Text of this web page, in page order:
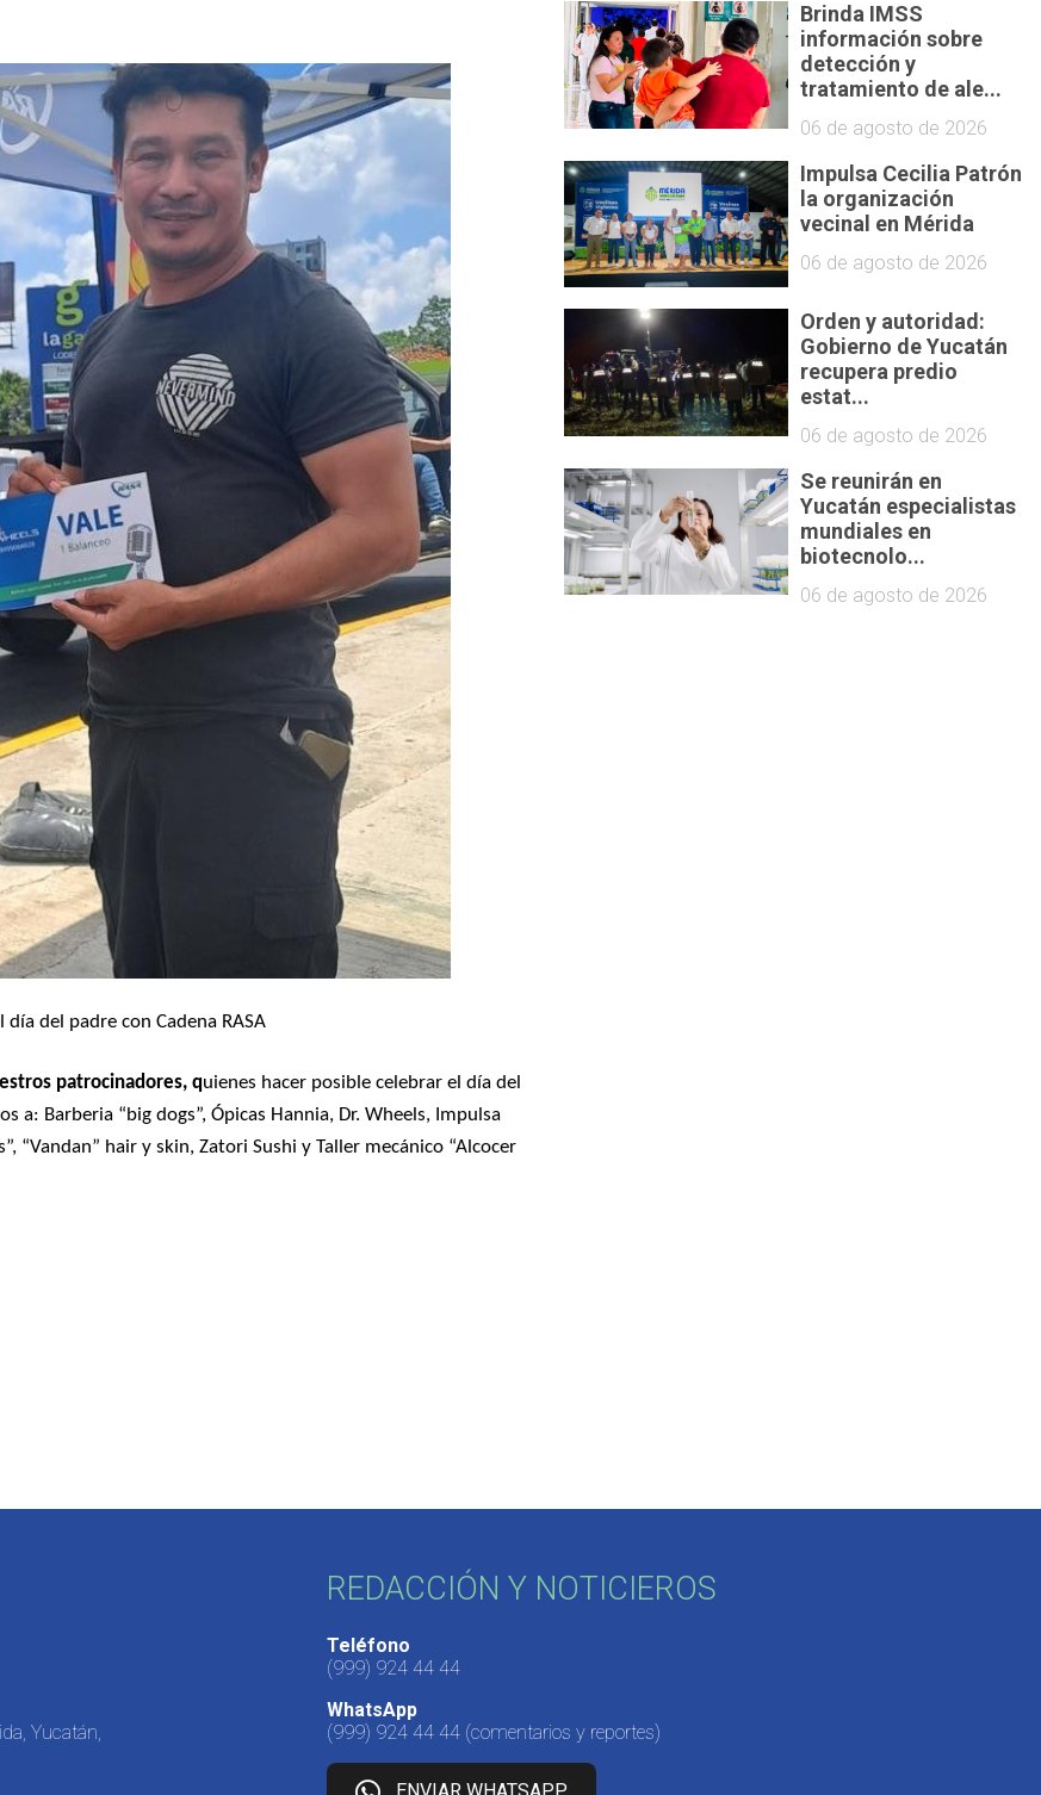
patrocinadores, quienes hacer posible celebrar el día del
a: Barberia “big dogs”, Ópicas Hannia, Dr. Wheels, Impulsa
“Vandan” hair y skin, Zatori Sushi y Taller mecánico “Alcocer
Brinda IMSS
información sobre
detección y
tratamiento de ale...
06 de agosto de 2026
Impulsa Cecilia Patrón
la organización
vecinal en Mérida
06 de agosto de 2026
Orden y autoridad:
Gobierno de Yucatán
recupera predio
estat...
06 de agosto de 2026
Se reunirán en
Yucatán especialistas
mundiales en
biotecnolo...
06 de agosto de 2026
Yucatán,
REDACCIÓN Y NOTICIEROS
Teléfono
(999) 924 44 44
WhatsApp
(999) 924 44 44 (comentarios y reportes)